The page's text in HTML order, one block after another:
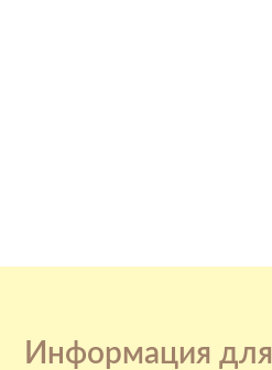
Информация для